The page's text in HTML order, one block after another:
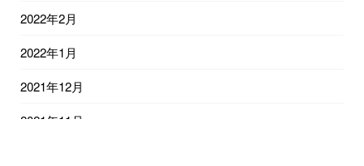
2022年2月
2022年1月
2021年12月
2021年11月